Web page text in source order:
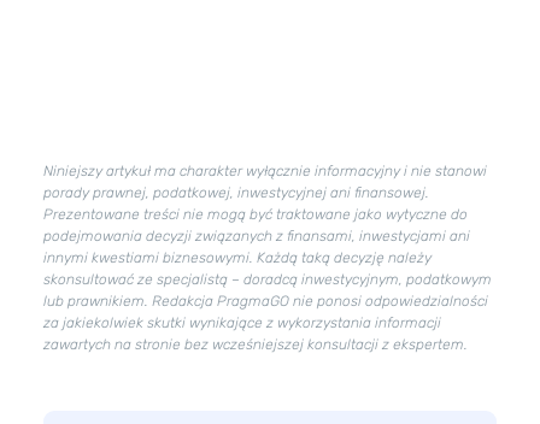
Niniejszy artykuł ma charakter wyłącznie informacyjny i nie stanowi
porady prawnej, podatkowej, inwestycyjnej ani finansowej.
Prezentowane treści nie mogą być traktowane jako wytyczne do
podejmowania decyzji związanych z finansami, inwestycjami ani
innymi kwestiami biznesowymi. Każdą taką decyzję należy
skonsultować ze specjalistą – doradcą inwestycyjnym, podatkowym
lub prawnikiem. Redakcja PragmaGO nie ponosi odpowiedzialności
za jakiekolwiek skutki wynikające z wykorzystania informacji
zawartych na stronie bez wcześniejszej konsultacji z ekspertem.